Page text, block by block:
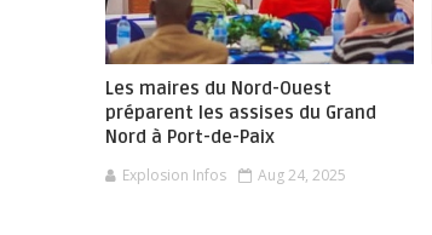
Les maires du Nord-Ouest
préparent les assises du Grand
Nord à Port-de-Paix
Explosion Infos Aug 24, 2025